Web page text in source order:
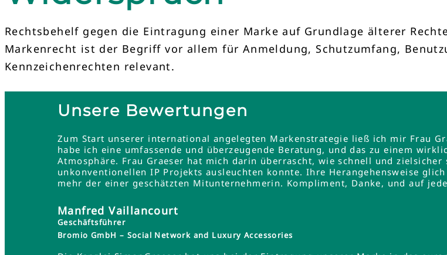
Rechtsbehelf gegen die Eintragung einer Marke auf Grundlage älterer
Markenrecht ist der Begriff vor allem für Anmeldung, Schutzumfang,
Kennzeichenrechten relevant.
Unsere Bewertungen
Zum Start unserer international angelegten Markenstrategie ließ ich mir Frau
habe ich eine umfassende und überzeugende Beratung, und das zu einem
Atmosphäre. Frau Graeser hat mich darin überrascht, wie schnell und
unkonventionellen IP Projekts ausleuchten konnte. Ihre Herangehensweise
mehr der einer geschätzten Mitunternehmerin. Kompliment, Danke, und auf
Manfred Vaillancourt
Geschäftsführer
Bromio GmbH – Social Network and Luxury Accessories